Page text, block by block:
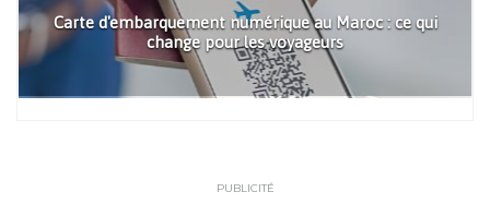
Carte d'embarquement numérique au Maroc : ce qui
change pour les voyageurs
PUBLICITÉ